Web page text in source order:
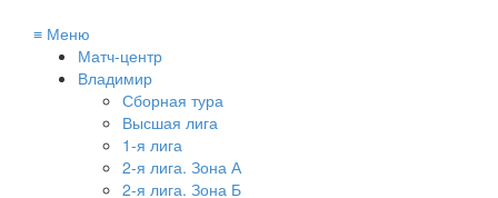
≡ Меню
Матч-центр
Владимир
Сборная тура
Высшая лига
1-я лига
2-я лига. Зона А
2-я лига. Зона Б